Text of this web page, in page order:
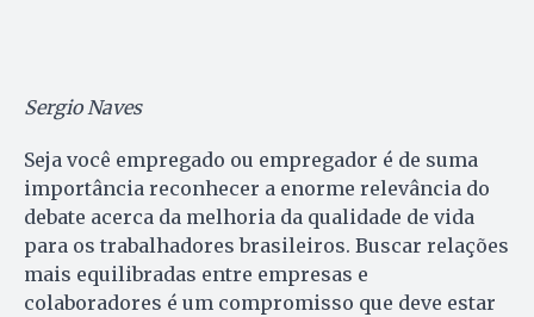
Sergio Naves
Seja você empregado ou empregador é de suma
importância reconhecer a enorme relevância do
debate acerca da melhoria da qualidade de vida
para os trabalhadores brasileiros. Buscar relações
mais equilibradas entre empresas e
colaboradores é um compromisso que deve estar